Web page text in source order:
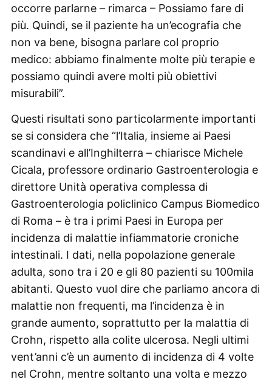
occorre parlarne – rimarca – Possiamo fare di
più. Quindi, se il paziente ha un’ecografia che
non va bene, bisogna parlare col proprio
medico: abbiamo finalmente molte più terapie e
possiamo quindi avere molti più obiettivi
misurabili”.
Questi risultati sono particolarmente importanti
se si considera che “l’Italia, insieme ai Paesi
scandinavi e all’Inghilterra – chiarisce Michele
Cicala, professore ordinario Gastroenterologia e
direttore Unità operativa complessa di
Gastroenterologia policlinico Campus Biomedico
di Roma – è tra i primi Paesi in Europa per
incidenza di malattie infiammatorie croniche
intestinali. I dati, nella popolazione generale
adulta, sono tra i 20 e gli 80 pazienti su 100mila
abitanti. Questo vuol dire che parliamo ancora di
malattie non frequenti, ma l’incidenza è in
grande aumento, soprattutto per la malattia di
Crohn, rispetto alla colite ulcerosa. Negli ultimi
vent’anni c’è un aumento di incidenza di 4 volte
nel Crohn, mentre soltanto una volta e mezzo